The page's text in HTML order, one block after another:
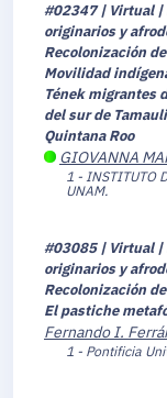
#02347 | Virtual |
originarios y
Recolonización
Movilidad
Tének migrantes
del sur de
Quintana Roo
GIOVANNA
1 - INSTITUTO
UNAM.
#03085 | Virtual |
originarios y
Recolonización
El pastiche
Fernando I.
1 - Pontificia